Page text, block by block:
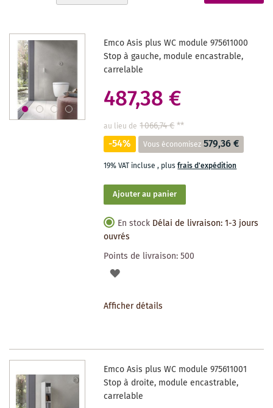
actuellement
page
Emco Asis plus WC module 975611000
Stop à gauche, module encastrable,
carrelable
487,38 €
au lieu de 1 066,74 €**
-54% Vous économisez 579,36 €
19% VAT incluse, plusfrais d'expédition
Ajouter au panier
En stock Délai de livraison: 1-3 jours
ouvrés
Points de livraison:500
AJOUTER
SOUHAITS
Afficher détails
Emco Asis plus WC module 975611001
Stop à droite, module encastrable,
carrelable